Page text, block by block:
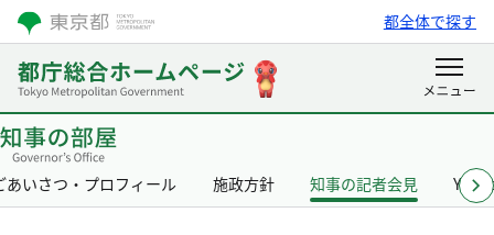
都全体で探す
あいさつ・プロフィール 施政方針 知事の記者会見